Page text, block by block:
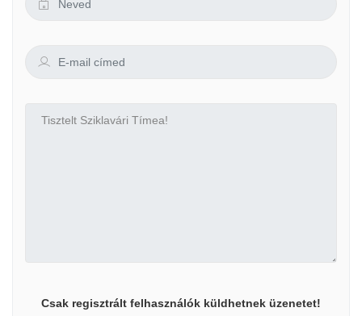
Csak regisztrált felhasználók küldhetnek üzenetet!